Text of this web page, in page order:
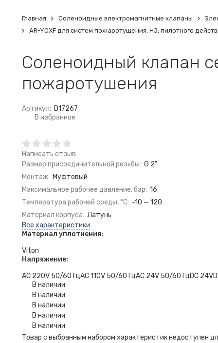
Главная Соленоидные электромагнитные клапаны
AR-YCXF для систем пожаротушения, НЗ, пилотного
Соленоидный клапан
пожаротушения
Артикул: D17267
В избранное
Написать отзыв
Размер присоединительной резьбы: G 2"
Монтаж: Муфтовый
Максимальное рабочее давление, бар: 16
Температура рабочей среды, °C: -10 — 120
Материал корпуса: Латунь
Все характеристики
Материал уплотнения:
Viton
Напряжение:
AC 220V 50/60 ГцAC 110V 50/60 ГцAC 24V 50/60 ГцDC 24V
В наличии
В наличии
В наличии
В наличии
В наличии
Товар с выбранным набором характеристик недоступен